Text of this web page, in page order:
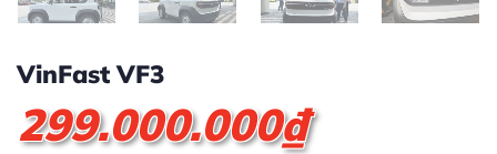
VinFast VF3
299.000.000₫